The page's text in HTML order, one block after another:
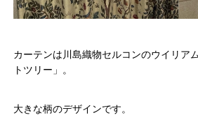
カーテンは川島織物セルコンのウイリア
トツリー」。
大きな柄のデザインです。